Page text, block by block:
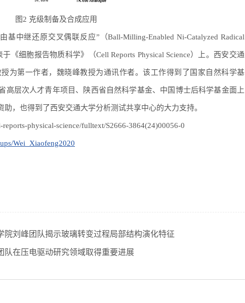
图2 克级制备及合成应用
中继还原交叉偶联反应”（Ball-Milling-Enabled Ni-Catalyzed Radical
《细胞报告物质科学》（Cell Reports Physical Science）上。西安交通
为第一作者，魏晓峰教授为通讯作者。该工作得到了国家自然科学基
高层次人才青年项目、陕西省自然科学基金、中国博士后科学基金面上
，也得到了西安交通大学分析测试共享中心的大力支持。
physical-science/fulltext/S2666-3864(24)00056-0
Wei_Xiaofeng2020
院刘峰团队揭示玻璃转变过程局部结构演化特征
队在压电驱动研究领域取得重要进展